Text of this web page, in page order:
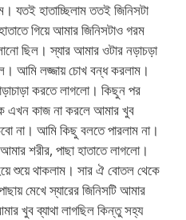
যতই হাতাচ্ছিলাম ততই জিনিসটা
গিয়ে আমার জিনিসটাও গরম
ছিল। স্যার আমার ওটার নড়াচড়া
আমি লজ্জায় চোখ বন্ধ করলাম।
করতে লাগলো। কিছুন পর
এখন কাজ না করলে আমার খুব
না। আমি কিছু বলতে পারলাম না।
শরীর, পাছা হাতাতে লাগলো।
শুয়ে থাকলাম। সার ঐ বোতল থেকে
মেখে স্যারের জিনিসটি আমার
খুব ব্যাথা লাগছিল কিন্তু সহ্য